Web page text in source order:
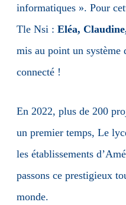
informatiques ». Pour
Tle Nsi : Eléa,
mis au point un système
connecté !
En 2022, plus de 200
un premier temps, Le
les établissements
passons ce prestigieux
monde.